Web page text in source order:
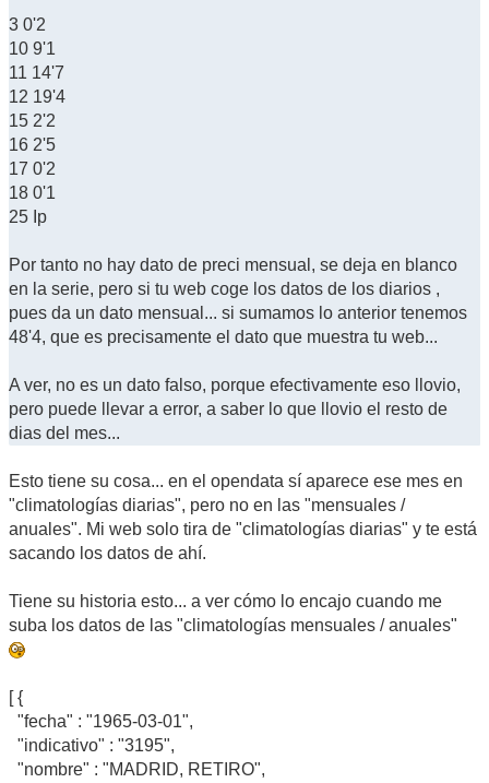
3 0'2
10 9'1
11 14'7
12 19'4
15 2'2
16 2'5
17 0'2
18 0'1
25 Ip
Por tanto no hay dato de preci mensual, se deja en blanco
en la serie, pero si tu web coge los datos de los diarios ,
pues da un dato mensual... si sumamos lo anterior tenemos
48'4, que es precisamente el dato que muestra tu web...
A ver, no es un dato falso, porque efectivamente eso llovio,
pero puede llevar a error, a saber lo que llovio el resto de
dias del mes...
Esto tiene su cosa... en el opendata sí aparece ese mes en
"climatologías diarias", pero no en las "mensuales /
anuales". Mi web solo tira de "climatologías diarias" y te está
sacando los datos de ahí.
Tiene su historia esto... a ver cómo lo encajo cuando me
suba los datos de las "climatologías mensuales / anuales"
[ {
"fecha" : "1965-03-01",
"indicativo" : "3195",
"nombre" : "MADRID, RETIRO",